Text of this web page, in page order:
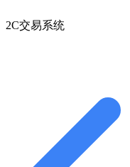
2C交易系统